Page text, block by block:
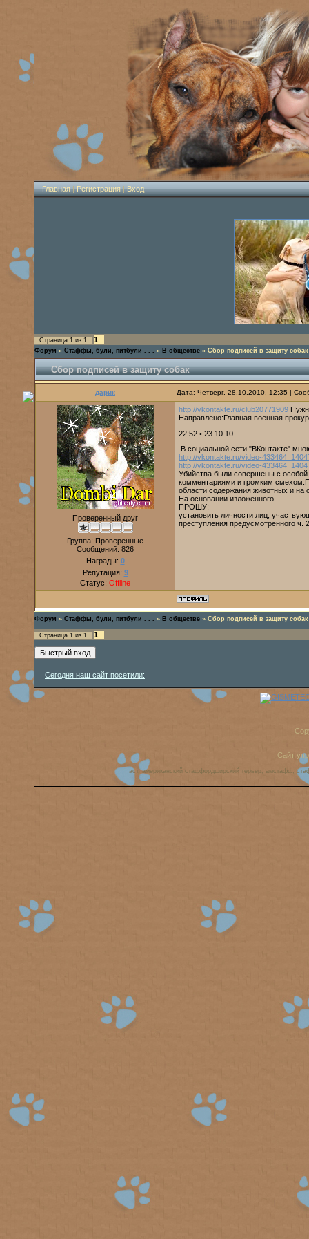
Главная|Регистрация|Вход
Страница 1 из 1 1
Форум » Стаффы, були, питбули . . . » В обществе » Сбор подписей в защиту собак
Сбор подписей в защиту собак
дарик Дата: Четверг, 28.10.2010, 12:35 |
Проверенный друг
Группа: Проверенные
Сообщений: 826
Награды: 0
Репутация: 9
Статус: Offline
http://vkontakte.ru/club20771909
Направлено:Главная военная
22:52 • 23.10.10
.В социальной сети "ВКонтакте"
http://vkontakte.ru/video-
http://vkontakte.ru/video-
Убийства были совершены с
комментариями и громким
области содержания животных и на
На основании изложенного
ПРОШУ:
установить личности лиц,
преступления предусмотренного
Форум » Стаффы, були, питбули . . . » В обществе » Сбор подписей в защиту собак
Страница 1 из 1 1
Сегодня наш сайт посетили:
Сайт
аст, американский стаффордширский терьер, амстафф,